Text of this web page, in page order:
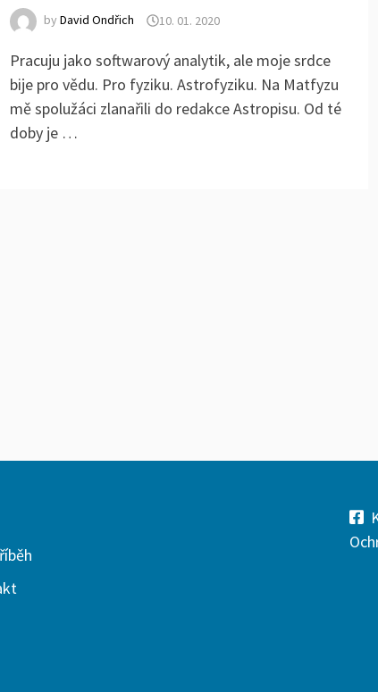
byDavid Ondřich 10. 01. 2020
Pracuju jako softwarový analytik, ale moje srdce
bije pro vědu. Pro fyziku. Astrofyziku. Na Matfyzu
mě spolužáci zlanařili do redakce Astropisu. Od té
doby je …